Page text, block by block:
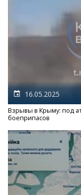
16.05.2025
Взрывы в Крыму: под
боеприпасов